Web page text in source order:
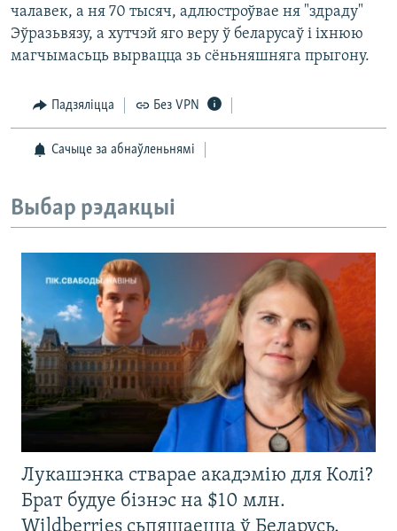
чалавек, а ня 70 тысяч, адлюстроўвае ня "здраду"
Эўразьвязу, а хутчэй яго веру ў беларусаў і іхнюю
магчымасьць вырвацца зь сёньняшняга прыгону.
Падзяліцца Без VPN
Сачыце за абнаўленьнямі
Выбар рэдакцыі
Лукашэнка стварае акадэмію для Колі?
Брат будуе бізнэс на $10 млн.